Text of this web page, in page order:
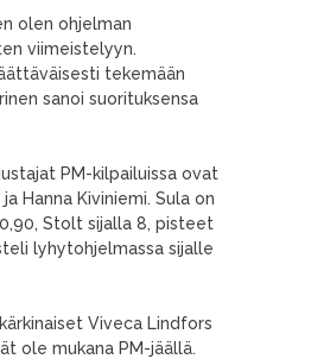
olen ohjelman
viimeistelyyn.
tekemään
sanoi suorituksensa
PM-kilpailuissa ovat
Hanna Kiviniemi. Sula on
Stolt sijalla 8, pisteet
lyhytohjelmassa sijalle
Viveca Lindfors
ole mukana PM-jäällä.